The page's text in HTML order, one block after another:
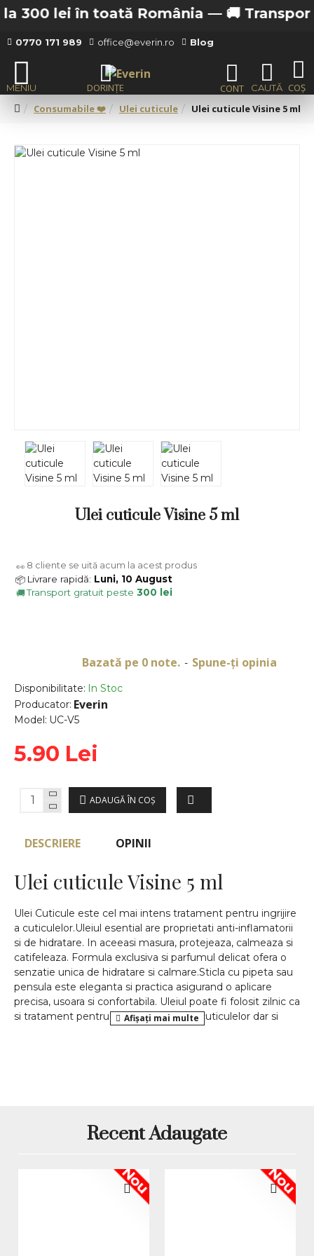
lei în toată România — 🚚 Transport
0770 171 989 office@everin.ro Blog
Consumabile ❤️ Ulei cuticule Ulei cuticule Visine 5 ml
Ulei cuticule Visine 5 ml
Disponibilitate: In Stoc
Producator: Everin
Model: UC-V5
Bazată pe 0 note. - Spune-ţi opinia
5.90 Lei
ADAUGĂ ÎN COŞ
👀 8 cliente se uită acum la acest produs
📦 Livrare rapidă: Luni, 10 August
🚚Transport gratuit peste 300 lei
DESCRIERE OPINII
Ulei cuticule Visine 5 ml
Ulei Cuticule este cel mai intens tratament pentru ingrijire
a cuticulelor.Uleiul esential are proprietati anti-inflamatorii
si de hidratare. In aceeasi masura, protejeaza, calmeaza si
catifeleaza. Formula exclusiva si parfumul delicat ofera o
senzatie unica de hidratare si calmare.Sticla cu pipeta sau
pensula este eleganta si practica asigurand o aplicare
precisa, usoara si confortabila. Uleiul poate fi folosit zilnic ca
si tratament pentru prevenirea uscarii cuticulelor dar si
culorii pot varia in functie de monitor. Imaginile produselor
prezentate pe site sunt cu titlu de prezentare si pot diferi
livrate, acestea putand prezenta abateri minore de la
pozele si descrierile prezentate pe site, acestea se pot
modifica in functie de actualizarile producatorilor fara
Recent Adaugate
Nou Nou